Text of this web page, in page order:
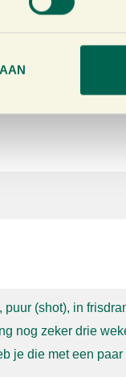
je
aanzienlijk
puur (shot), in
nog zeker drie
je die met een